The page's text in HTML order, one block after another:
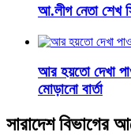
আ.লীগ নেতা শেখ
আর হয়তো দেখা
মোড়ানো বার্তা
সারাদেশ বিভাগের